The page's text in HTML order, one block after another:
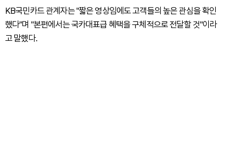
KB국민카드 관계자는 "짧은 영상임에도 고객들의 높은 관심을 확인
했다"며 "본편에서는 국카대표급 혜택을 구체적으로 전달할 것"이라
고 말했다.